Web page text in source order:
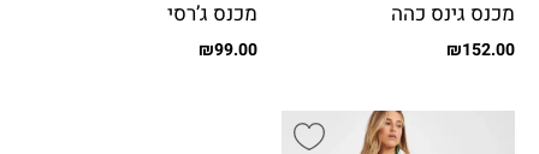
מכנס גינס כהה
₪152.00
מכנס ג’רסי
₪99.00